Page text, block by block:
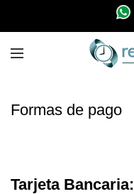
Formas de pago
Tarjeta Bancaria: